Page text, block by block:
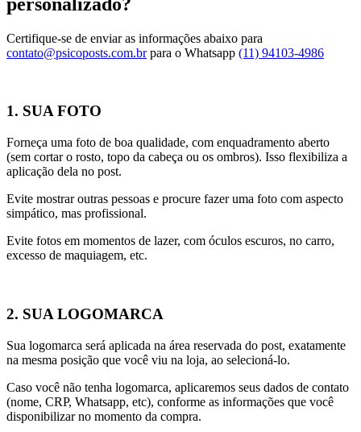
Certifique-se de enviar as informações abaixo para
contato@psicoposts.com.brpara o Whatsapp (11) 94103-4986
1. SUA FOTO
Forneça uma foto de boa qualidade, com enquadramento aberto
(sem cortar o rosto, topo da cabeça ou os ombros). Isso flexibiliza a
aplicação dela no post.
Evite mostrar outras pessoas e procure fazer uma foto com aspecto
simpático, mas profissional.
Evite fotos em momentos de lazer, com óculos escuros, no carro,
excesso de maquiagem, etc.
2. SUA LOGOMARCA
Sua logomarca será aplicada na área reservada do post, exatamente
na mesma posição que você viu na loja, ao selecioná-lo.
Caso você não tenha logomarca, aplicaremos seus dados de contato
(nome, CRP, Whatsapp, etc), conforme as informações que você
disponibilizar no momento da compra.